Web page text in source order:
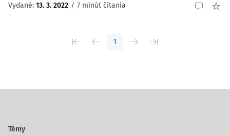
Vydané: 13. 3. 2022 / 7 minút čítania
1
Témy